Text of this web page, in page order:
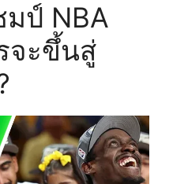
ป์ NBA
จะขึ้นสู่